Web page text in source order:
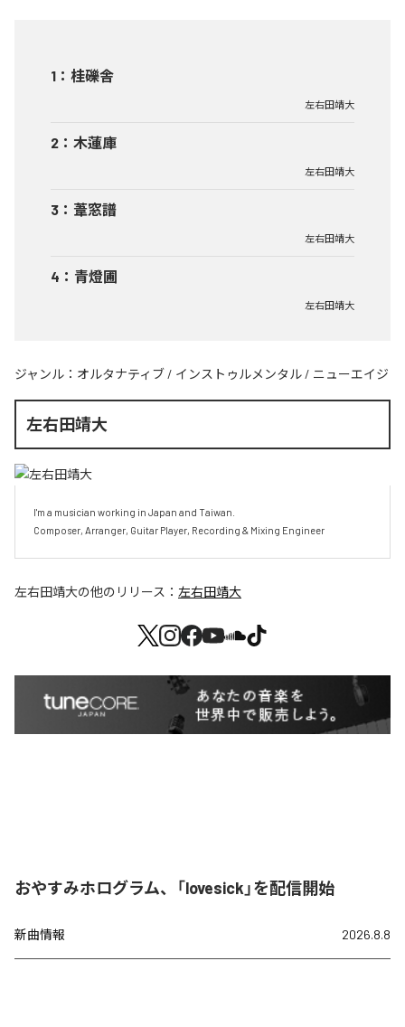
1 ： 桂礫舎
左右田靖大
2 ： 木蓮庫
左右田靖大
3 ： 葦窓譜
左右田靖大
4 ： 青燈圃
左右田靖大
ジャンル： オルタナティブ / インストゥルメンタル / ニューエイジ
左右田靖大
I'm a musician working in Japan and Taiwan.
Composer, Arranger, Guitar Player, Recording & Mixing Engineer
左右田靖大の他のリリース： 左右田靖大
おやすみホログラム、「lovesick」を配信開始
新曲情報 2026.8.8